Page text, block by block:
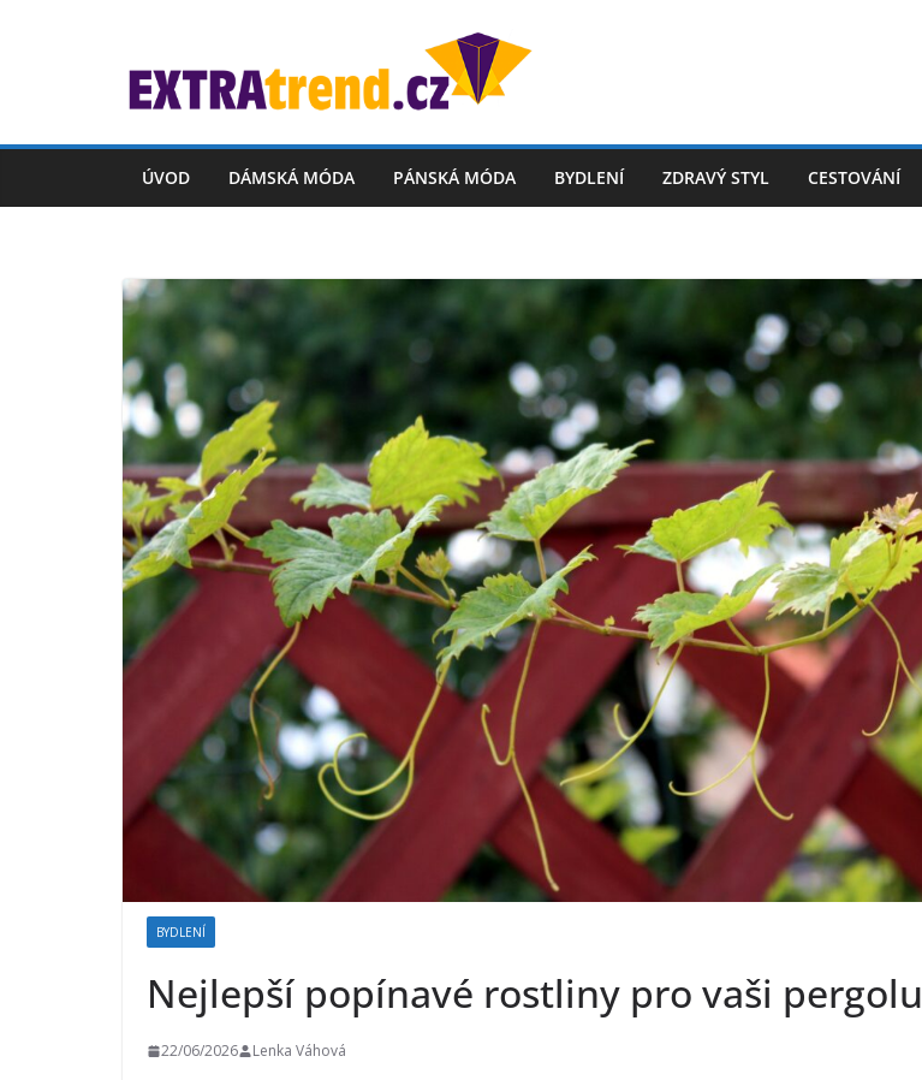
ÚVOD DÁMSKÁ MÓDA PÁNSKÁ MÓDA BYDLENÍ ZDRAVÝ STYL CESTOVÁNÍ
BYDLENÍ
Nejlepší popínavé rostliny pro vaši pergolu
22/06/2026 Lenka Váhová